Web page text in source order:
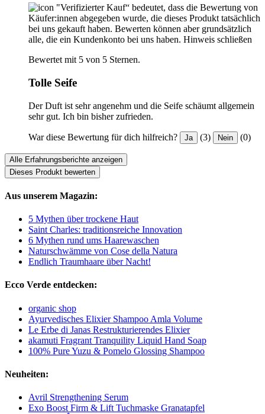
"Verifizierter Kauf“ bedeutet, dass die Bewertung von
Käufer:innen abgegeben wurde, die dieses Produkt tatsächlich
bei uns gekauft haben. Bewerten können aber grundsätzlich
alle, die ein Kundenkonto bei uns haben. Hinweis schließen
Bewertet mit 5 von 5 Sternen.
Tolle Seife
Der Duft ist sehr angenehm und die Seife schäumt allgemein
sehr gut. Ich bin bisher zufrieden.
War diese Bewertung für dich hilfreich? Ja (3) Nein (0)
Alle Erfahrungsberichte anzeigen
Dieses Produkt bewerten
Aus unserem Magazin:
5 Mythen über trockene Haut
Saint Charles: traditionsreiche Innovation
6 Mythen rund ums Haarewaschen
Naturschwämme von Cose della Natura
Endlich Traumhaare über Nacht!
Ecco Verde entdecken:
organic shop
Ayurvedisches Elixier Shampoo Amla Volume
Le Erbe di Janas Restrukturierendes Elixier
akamuti Fragrant Tranquility Liquid Hand Soap
100% Pure Yuzu & Pomelo Glossing Shampoo
Neuheiten:
Avril Strengthening Serum
Exo Boost Firm & Lift Tuchmaske Granatapfel